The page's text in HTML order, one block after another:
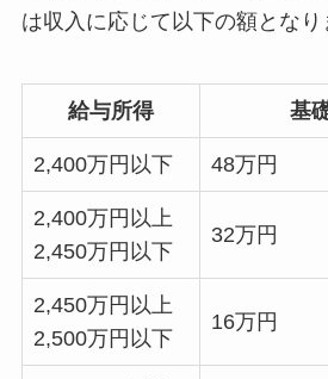
は収入に応じて以下の額となり
給与所得 基
2,400万円以下 48万円
2,400万円以上
2,450万円以下
32万円
2,450万円以上
2,500万円以下
16万円